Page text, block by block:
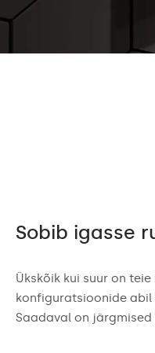
Sobib igasse
Ükskõik kui suur on
konfiguratsioonide abil
Saadaval on järgmised